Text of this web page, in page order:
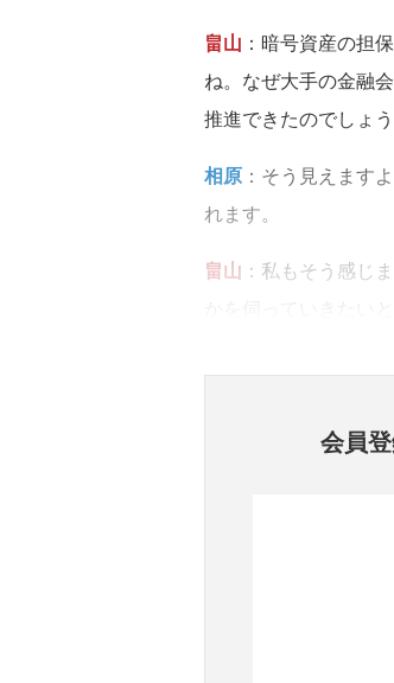
畠山 ：暗号資産の担
ね。なぜ大手の金融
推進できたのでしょう
相原 ：そう見えます
れます。
畠山 ：私もそう感じ
会員